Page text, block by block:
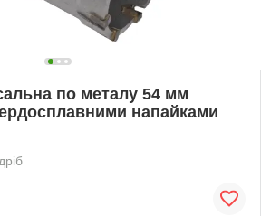
по металу 54 мм
напайками